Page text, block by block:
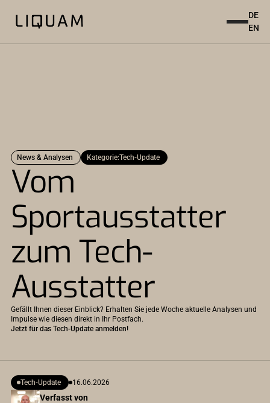
DE
EN
News & Analysen Kategorie:Tech-Update
Vom
Sportausstatter
zum Tech-
Ausstatter
Gefällt Ihnen dieser Einblick? Erhalten Sie jede Woche aktuelle Analysen und
Impulse wie diesen direkt in Ihr Postfach.
Jetzt für das Tech-Update anmelden!
Verfasst von
Tech-Update 16.06.2026